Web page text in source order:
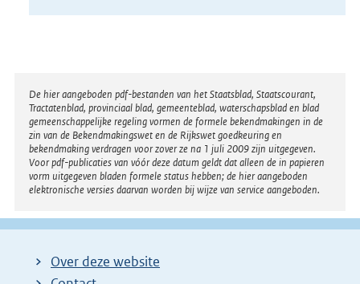
Disclaimer
De hier aangeboden pdf-bestanden van het Staatsblad, Staatscourant,
Tractatenblad, provinciaal blad, gemeenteblad, waterschapsblad en blad
gemeenschappelijke regeling vormen de formele bekendmakingen in de
zin van de Bekendmakingswet en de Rijkswet goedkeuring en
bekendmaking verdragen voor zover ze na 1 juli 2009 zijn uitgegeven.
Voor pdf-publicaties van vóór deze datum geldt dat alleen de in papieren
vorm uitgegeven bladen formele status hebben; de hier aangeboden
elektronische versies daarvan worden bij wijze van service aangeboden.
Over deze website